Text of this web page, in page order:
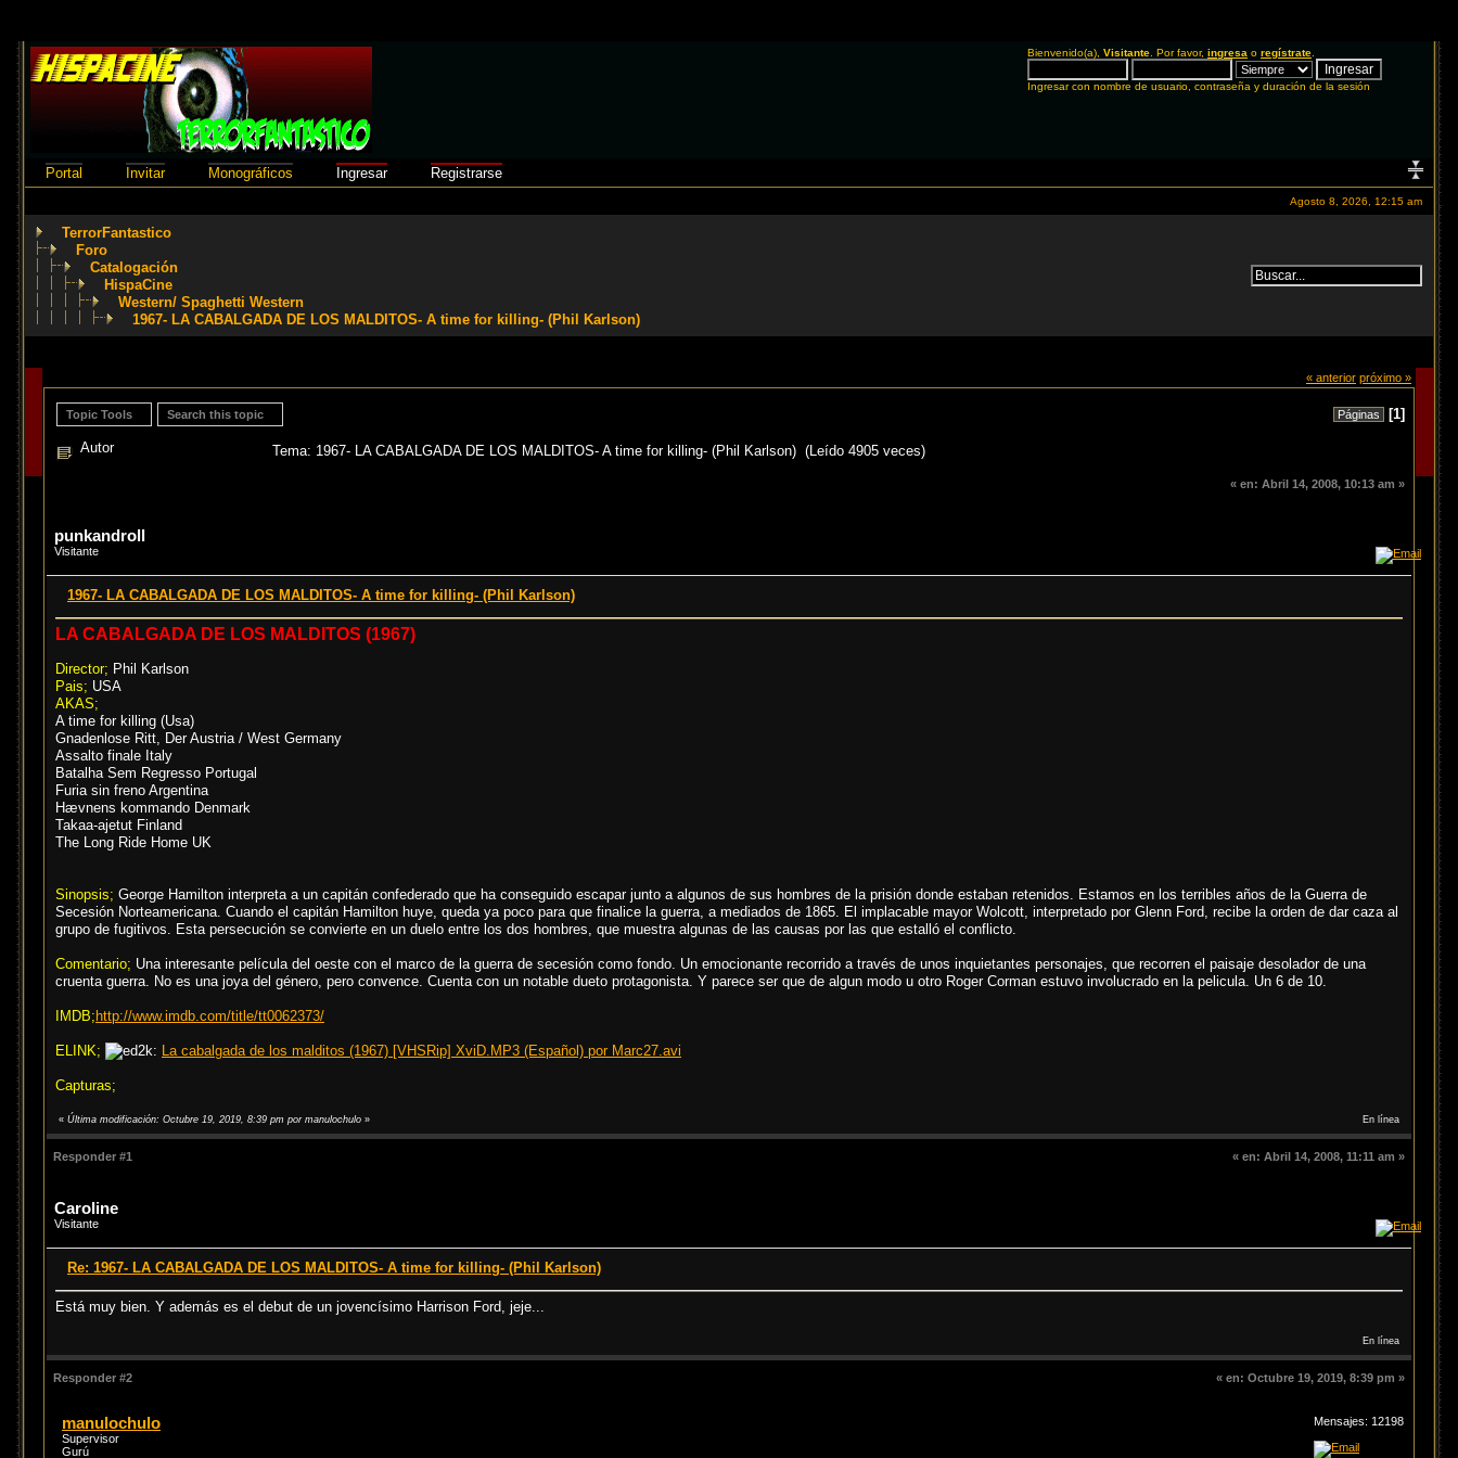
Bienvenido(a), Visitante . Por favor, ingresa o regístrate
Ingresar con nombre de usuario, contraseña y duración de la sesión
Portal Invitar Monográficos Ingresar Registrarse
Agosto 8, 2026, 12:15 am
TerrorFantastico
Foro
Catalogación
HispaCine
Western/ Spaghetti Western
1967- LA CABALGADA DE LOS MALDITOS- A time for killing- (Phil Karlson)
« anterior próximo »
Topic Tools Search this topic Páginas [1]
Autor Tema: 1967- LA CABALGADA DE LOS MALDITOS- A time for killing- (Phil Karlson) (Leído 4905 veces)
« en: Abril 14, 2008, 10:13 am »
punkandroll
Visitante
1967- LA CABALGADA DE LOS MALDITOS- A time for killing- (Phil Karlson)
LA CABALGADA DE LOS MALDITOS (1967)
Director; Phil Karlson
Pais; USA
AKAS;
A time for killing (Usa)
Gnadenlose Ritt, Der Austria / West Germany
Assalto finale Italy
Batalha Sem Regresso Portugal
Furia sin freno Argentina
Hævnens kommando Denmark
Takaa-ajetut Finland
The Long Ride Home UK
Sinopsis; George Hamilton interpreta a un capitán confederado que ha conseguido escapar junto a algunos de sus hombres de la prisión donde estaban retenidos. Estamos en los terribles años de la Guerra de
Secesión Norteamericana. Cuando el capitán Hamilton huye, queda ya poco para que finalice la guerra, a mediados de 1865. El implacable mayor Wolcott, interpretado por Glenn Ford, recibe la orden de dar caza al
grupo de fugitivos. Esta persecución se convierte en un duelo entre los dos hombres, que muestra algunas de las causas por las que estalló el conflicto.
Comentario; Una interesante película del oeste con el marco de la guerra de secesión como fondo. Un emocionante recorrido a través de unos inquietantes personajes, que recorren el paisaje desolador de una
cruenta guerra. No es una joya del género, pero convence. Cuenta con un notable dueto protagonista. Y parece ser que de algun modo u otro Roger Corman estuvo involucrado en la pelicula. Un 6 de 10.
IMDB; http://www.imdb.com/title/tt0062373/
ELINK; La cabalgada de los malditos (1967) [VHSRip] XviD.MP3 (Español) por Marc27.avi
Capturas;
« Última modificación: Octubre 19, 2019, 8:39 pm por manulochulo » En línea
Responder #1 « en: Abril 14, 2008, 11:11 am »
Caroline
Visitante
Re: 1967- LA CABALGADA DE LOS MALDITOS- A time for killing- (Phil Karlson)
Está muy bien. Y además es el debut de un jovencísimo Harrison Ford, jeje...
En línea
Responder #2 « en: Octubre 19, 2019, 8:39 pm »
manulochulo
Supervisor
Gurú
Mensajes: 12198